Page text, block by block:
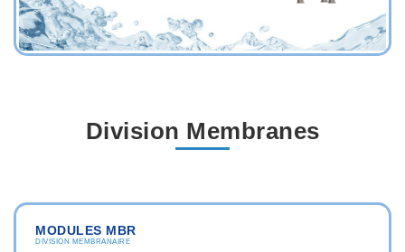
Division Membranes
MODULES MBR
DIVISION MEMBRANAIRE